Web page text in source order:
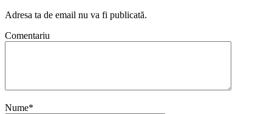
Adresa ta de email nu va fi publicată.
Comentariu
Nume*